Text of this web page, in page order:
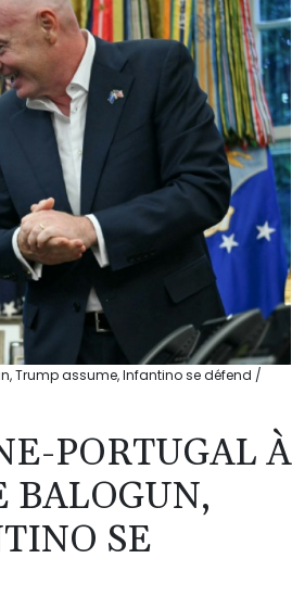
Trump assume, Infantino se défend /
PORTUGAL À
BALOGUN,
SE